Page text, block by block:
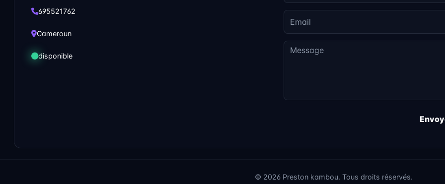
695521762
Cameroun
disponible
© 2026 Preston kambou. Tous droits réservés.